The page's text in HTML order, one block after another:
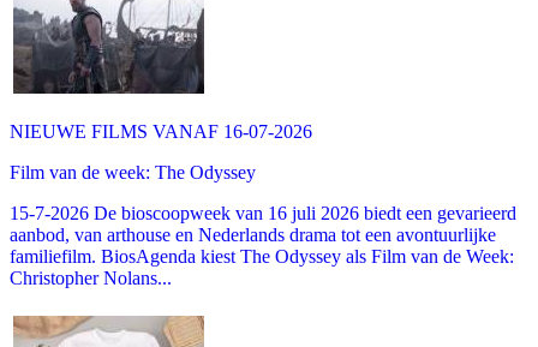
NIEUWE FILMS VANAF 16-07-2026
Film van de week: The Odyssey
15-7-2026 De bioscoopweek van 16 juli 2026 biedt een gevarieerd
aanbod, van arthouse en Nederlands drama tot een avontuurlijke
familiefilm. BiosAgenda kiest The Odyssey als Film van de Week:
Christopher Nolans...